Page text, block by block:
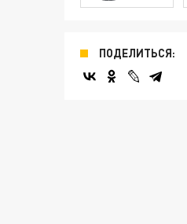
ПОДЕЛИТЬСЯ: